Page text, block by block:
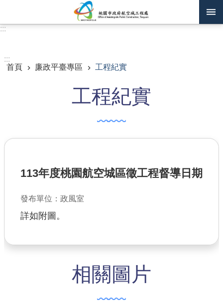
業務資訊
政府公開資訊
廉政平臺專區
便民服務
查估
:::
:::
首頁
廉政平臺專區 工程紀實
工程紀實
113年度桃園航空城區徵工程督導日期
發布單位：政風室
詳如附圖。
相關圖片